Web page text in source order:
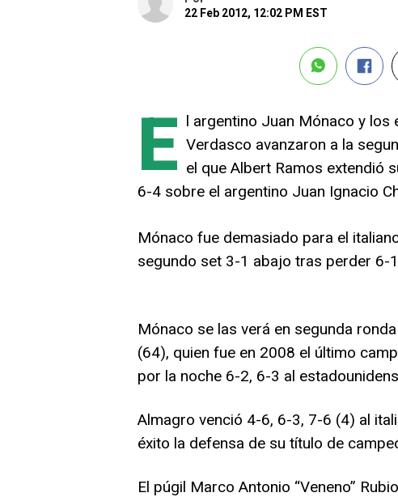
22 Feb 2012, 12:02 PM EST
E l argentino Juan Mónaco y los
Verdasco avanzaron a la
el que Albert Ramos extendió
6-4 sobre el argentino Juan Ignacio
Mónaco fue demasiado para el
segundo set 3-1 abajo tras perder 6-
Mónaco se las verá en segunda
(64), quien fue en 2008 el último
por la noche 6-2, 6-3 al
Almagro venció 4-6, 6-3, 7-6 (4) al
éxito la defensa de su título de
El púgil Marco Antonio “Veneno”